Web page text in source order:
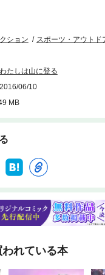
収録。
ション
スポーツ・アウトド
たしは山に登る
2016/06/10
MB
れている本